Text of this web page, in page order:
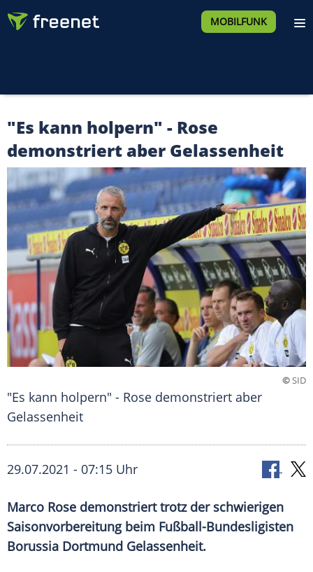
MOBILFUNK
"Es kann holpern" - Rose
demonstriert aber Gelassenheit
©SID
"Es kann holpern" - Rose demonstriert aber
Gelassenheit
29.07.2021 - 07:15 Uhr
Marco Rose demonstriert trotz der schwierigen
Saisonvorbereitungbeim Fußball-Bundesligisten
Borussia Dortmund Gelassenheit.